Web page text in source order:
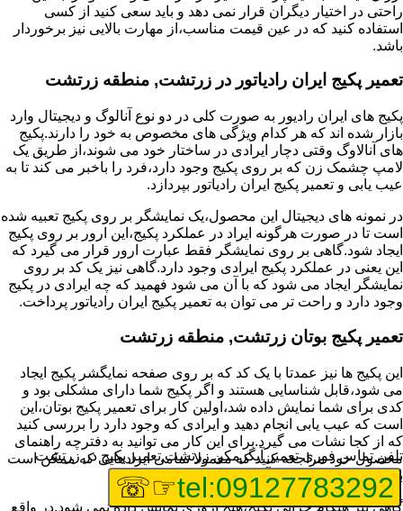
راحتی در اختیار دیگران قرار نمی دهد و باید سعی کنید از کسی
استفاده کنید که در عین قیمت مناسب،از مهارت بالایی نیز برخوردار
باشد.
تعمیر پکیج ایران رادیاتور در زرتشت, منطقه زرتشت
پکیج های ایران رادیور به صورت کلی در دو نوع آنالوگ و دیجیتال وارد
بازار شده اند که هر کدام ویژگی های مخصوص به خود را دارند.پکیج
های آنالاوگ وقتی دچار ایرادی در ساختار خود می شوند،از طریق یک
لامپ چشمک زن که بر روی پکیج وجود دارد،فرد را باخبر می کند تا به
عیب یابی و تعمیر پکیج ایران رادیاتور بپردازد.
در نمونه های دیجیتال این محصول،یک نمایشگر بر روی پکیج تعبیه شده
است تا در صورت هرگونه ایراد در عملکرد پکیج،این ارور بر روی پکیج
ایجاد شود.گاهی بر روی نمایشگر فقط عبارت ارور قرار می گیرد که
این یعنی در عملکرد پکیج ایرادی وجود دارد.گاهی نیز یک کد بر روی
نمایشگر ایجاد می شود که با آن می شود فهمید که چه ایرادی در پکیج
وجود دارد و راحت تر می توان به تعمیر پکیج ایران رادیاتور پرداخت.
تعمیر پکیج بوتان زرتشت, منطقه زرتشت
این پکیج ها نیز عمدتا با یک کد که بر روی صفحه نمایگشر پکیج ایجاد
می شود،قابل شناسایی هستند و اگر پکیج شما دارای مشکلی بود و
کدی برای شما نمایش داده شد،اولین کار برای تعمیر پکیج بوتان،این
است که عیب یابی انجام دهید و ایرادی که وجود دارد را بررسی کنید
که از کجا نشات می گیرد.برای این کار می توانید به دفترچه راهنمای
محصول خود مراجعه کنید که معمولا تمامی ایرادهایی که ممکن است
برای پکیج پیش بیاید در آن قرار گرفته است.
گاهی نیز هنگام خرابی پکیج،هیچ اروری نمایش داده نمی شود.در واقع
تلفن تماس فوریتعمیر آبگرمکن زرتشت,تعمیر پکیج در زرتشت
tel:09127783292
☞☏